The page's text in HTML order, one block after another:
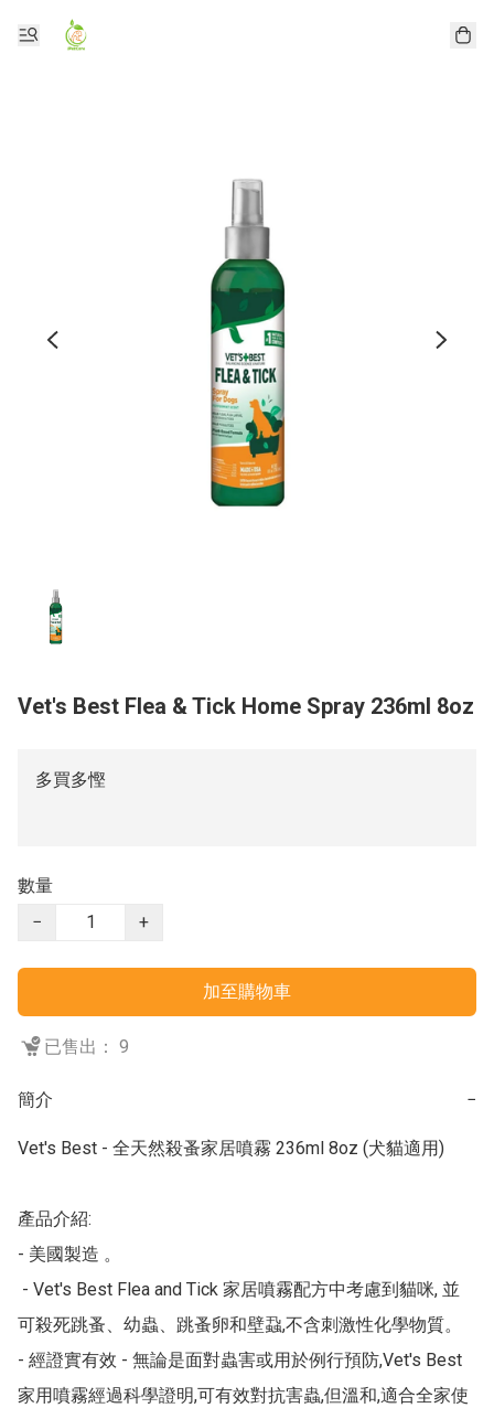
Vet's Best Flea & Tick Home Spray 236ml 8oz
多買多慳
數量
−
+
加至購物車
已售出： 9
簡介 −
Vet's Best - 全天然殺蚤家居噴霧 236ml 8oz (犬貓適用)
產品介紹:
- 美國製造 。
可殺死跳蚤、幼蟲、跳蚤卵和壁蝨,不含刺激性化學物質。
- 經證實有效 - 無論是面對蟲害或用於例行預防,Vet's Best
家用噴霧經過科學證明,可有效對抗害蟲,但溫和,適合全家使